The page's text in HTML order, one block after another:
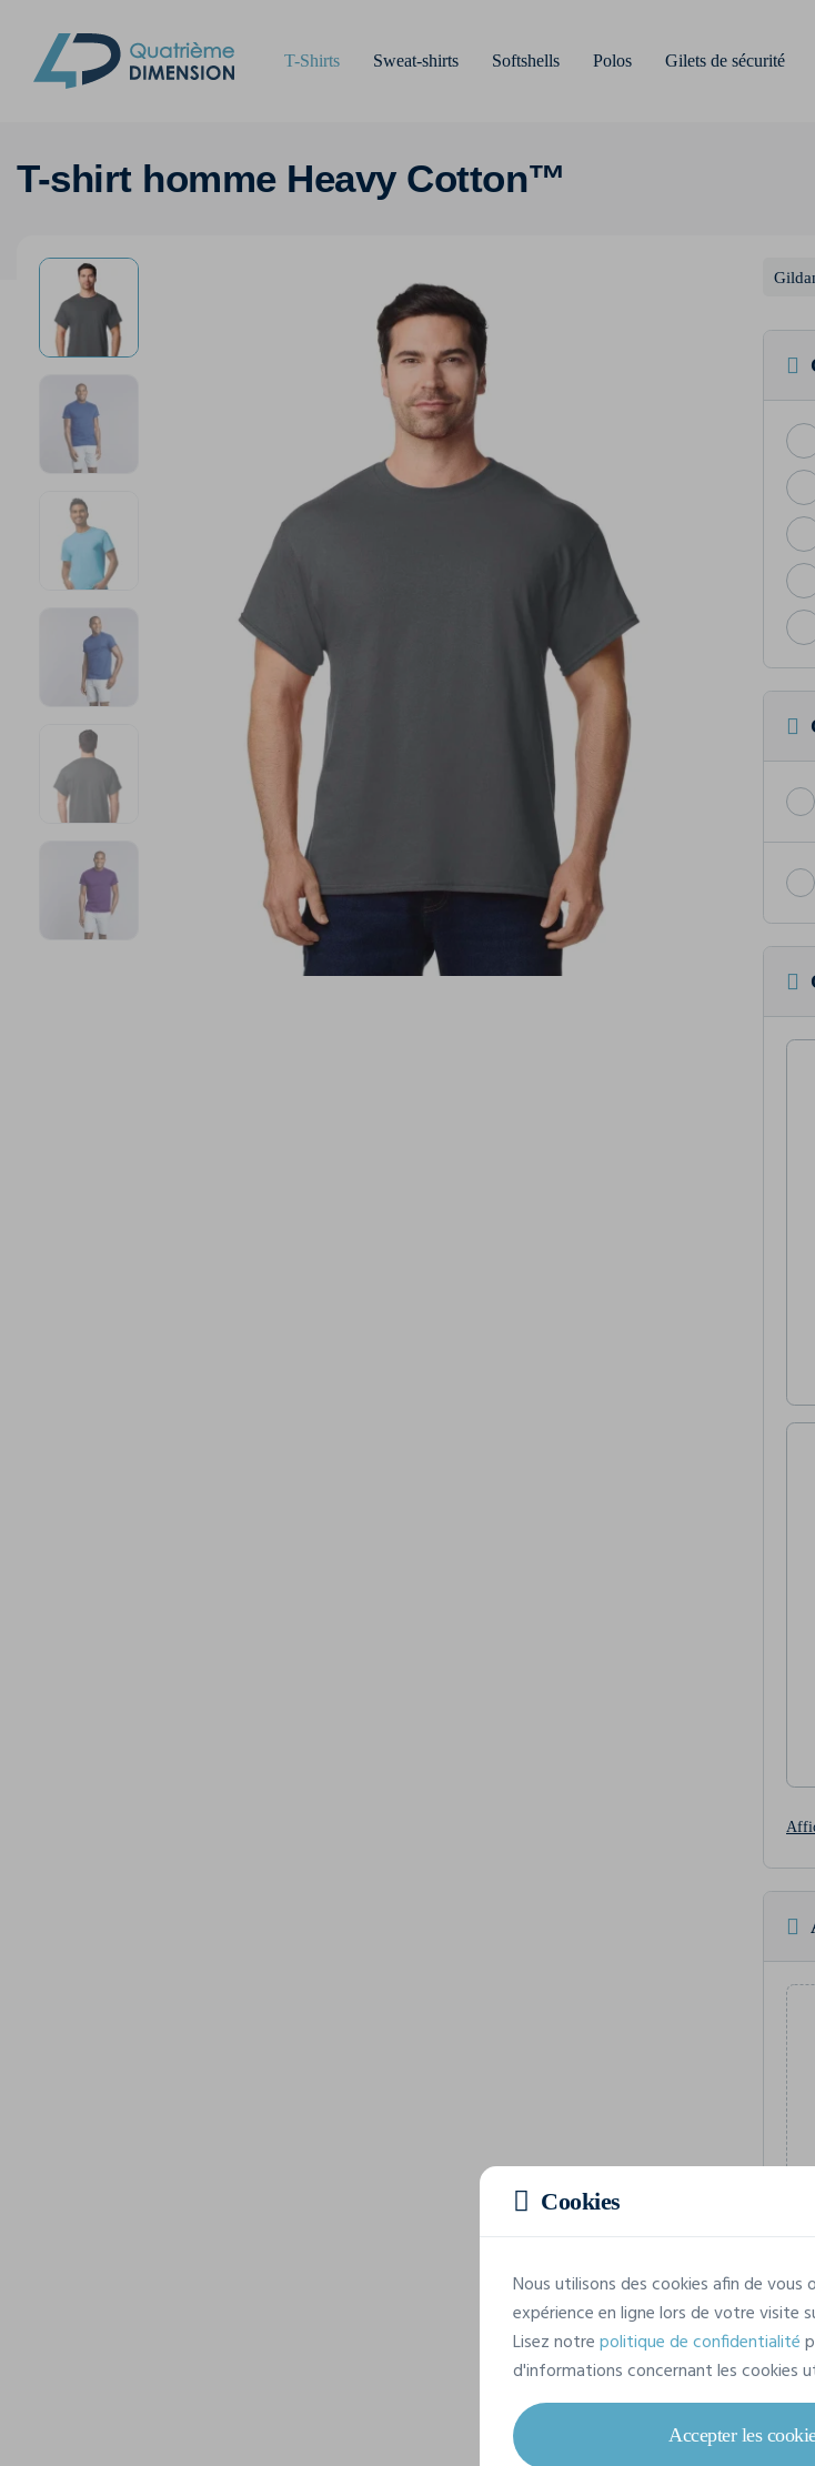
T-Shirts Sweat-shirts Softshells Polos Gilets de sécurité
T-shirt homme Heavy Cotton™
Cookies
Nous utilisons des cookies afin de vous
expérience en ligne lors de votre visite
Lisez notrepolitique de confidentialité
d'informations concernant les cookies
Accepter les